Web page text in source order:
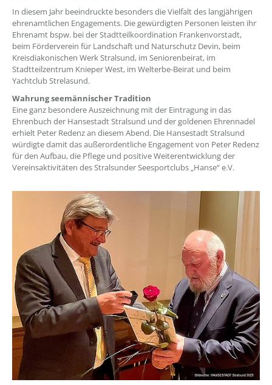
In diesem Jahr beeindruckte besonders die Vielfalt des langjährigen
ehrenamtlichen Engagements. Die gewürdigten Personen leisten ihr
Ehrenamt bspw. bei der Stadtteilkoordination Frankenvorstadt,
beim Förderverein für Landschaft und Naturschutz Devin, beim
Kreisdiakonischen Werk Stralsund, im Seniorenbeirat, im
Stadtteilzentrum Knieper West, im Welterbe-Beirat und beim
Yachtclub Strelasund.
Wahrung seemännischer Tradition
Eine ganz besondere Auszeichnung mit der Eintragung in das
Ehrenbuch der Hansestadt Stralsund und der goldenen Ehrennadel
erhielt Peter Redenz an diesem Abend. Die Hansestadt Stralsund
würdigte damit das außerordentliche Engagement von Peter Redenz
für den Aufbau, die Pflege und positive Weiterentwicklung der
Vereinsaktivitäten des Stralsunder Seesportclubs „Hanse“ e.V.